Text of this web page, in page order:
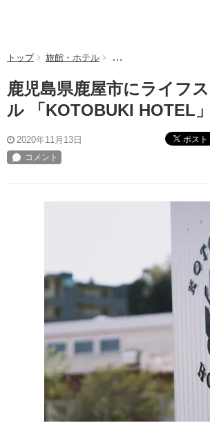
トップ 旅館・ホテル 鹿児島県鹿屋市にライ
鹿児島県鹿屋市にライフ
ル 「KOTOBUKI HOTEL
2020年11月13日 ポスト